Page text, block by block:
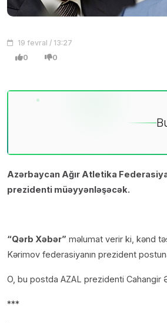
19 fevral / 13:27
0 0
Azərbaycan Ağır Atletika
prezidenti müəyyənləşəcək.
“Qərb Xəbər” məlumat verir ki, kənd
Kərimov federasiyanın prezident
O, bu postda AZAL prezidenti Cahangir
***